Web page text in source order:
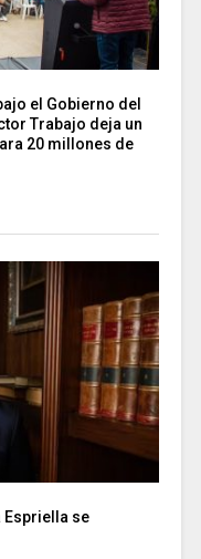
el Gobierno del
Trabajo deja un
20 millones de
Espriella se